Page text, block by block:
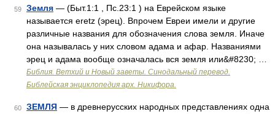
59 Земля — (Быт.1:1 , Пс.23:1 ) на Еврейском языке
называется eretz (эрец). Впрочем Евреи имели и другие
различные названия для обозначения слова земля. Иначе
она называлась у них словом адама и афар. Названиями
эрец и адама вообще означалась вся земля или&#8230; …
Библия. Ветхий и Новый заветы. Синодальный перевод.
Библейская энциклопедия арх. Никифора.
60 ЗЕМЛЯ — в древнерусских народных представлениях одна